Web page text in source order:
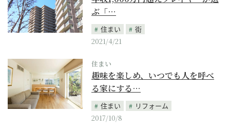
ぶ「…
住まい
街
2021/4/21
住まい
趣味を楽しめ、いつでも人を呼べ
る家にする…
住まい
リフォーム
2017/10/8